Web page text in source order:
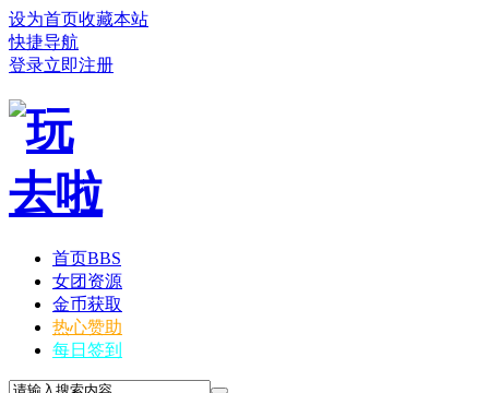
设为首页收藏本站
快捷导航
登录立即注册
首页BBS
女团资源
金币获取
热心赞助
每日签到